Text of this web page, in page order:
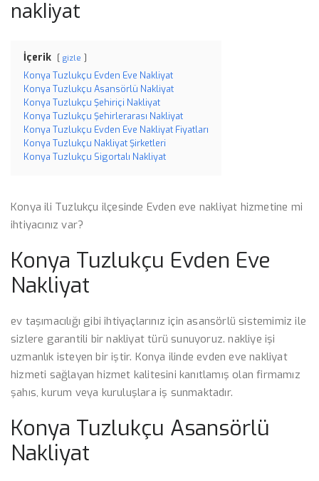
nakliyat
İçerik gizle
Konya Tuzlukçu Evden Eve Nakliyat
Konya Tuzlukçu Asansörlü Nakliyat
Konya Tuzlukçu Şehiriçi Nakliyat
Konya Tuzlukçu Şehirlerarası Nakliyat
Konya Tuzlukçu Evden Eve Nakliyat Fiyatları
Konya Tuzlukçu Nakliyat Şirketleri
Konya Tuzlukçu Sigortalı Nakliyat
Konya ili Tuzlukçu ilçesinde Evden eve nakliyat hizmetine mi
ihtiyacınız var?
Konya Tuzlukçu Evden Eve
Nakliyat
ev taşımacılığı gibi ihtiyaçlarınız için asansörlü sistemimiz ile
sizlere garantili bir nakliyat türü sunuyoruz. nakliye işi
uzmanlık isteyen bir iştir. Konya ilinde evden eve nakliyat
hizmeti sağlayan hizmet kalitesini kanıtlamış olan firmamız
şahıs, kurum veya kuruluşlara iş sunmaktadır.
Konya Tuzlukçu Asansörlü
Nakliyat